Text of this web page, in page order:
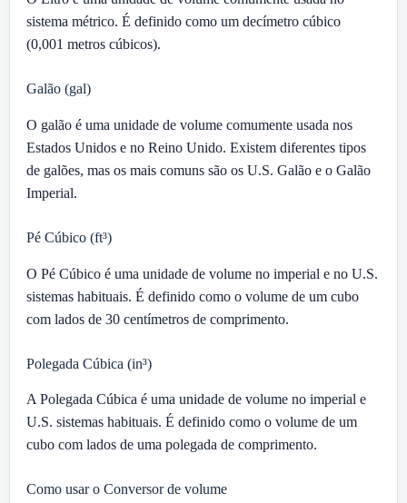
sistema métrico. É definido como um decímetro cúbico
(0,001 metros cúbicos).
Galão (gal)
O galão é uma unidade de volume comumente usada nos
Estados Unidos e no Reino Unido. Existem diferentes tipos
de galões, mas os mais comuns são os U.S. Galão e o Galão
Imperial.
Pé Cúbico (ft³)
O Pé Cúbico é uma unidade de volume no imperial e no U.S.
sistemas habituais. É definido como o volume de um cubo
com lados de 30 centímetros de comprimento.
Polegada Cúbica (in³)
A Polegada Cúbica é uma unidade de volume no imperial e
U.S. sistemas habituais. É definido como o volume de um
cubo com lados de uma polegada de comprimento.
Como usar o Conversor de volume